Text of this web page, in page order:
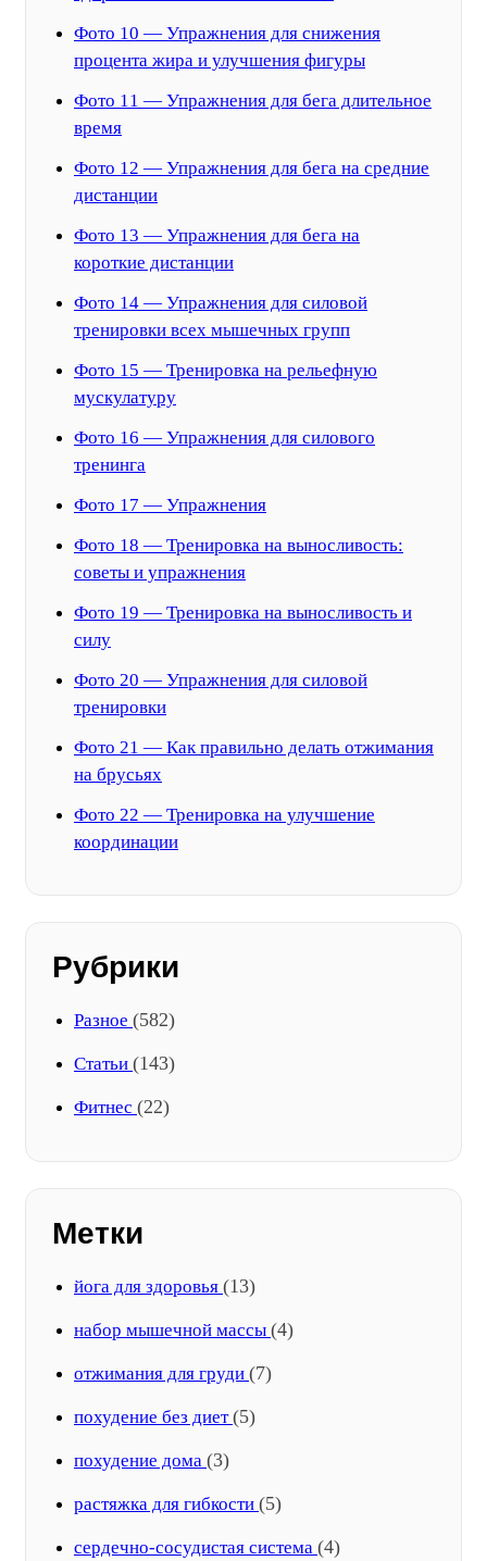
Фото 10 — Упражнения для снижения
процента жира и улучшения фигуры
Фото 11 — Упражнения для бега длительное
время
Фото 12 — Упражнения для бега на средние
дистанции
Фото 13 — Упражнения для бега на
короткие дистанции
Фото 14 — Упражнения для силовой
тренировки всех мышечных групп
Фото 15 — Тренировка на рельефную
мускулатуру
Фото 16 — Упражнения для силового
тренинга
Фото 17 — Упражнения
Фото 18 — Тренировка на выносливость:
советы и упражнения
Фото 19 — Тренировка на выносливость и
силу
Фото 20 — Упражнения для силовой
тренировки
Фото 21 — Как правильно делать отжимания
на брусьях
Фото 22 — Тренировка на улучшение
координации
Рубрики
Разное (582)
Статьи (143)
Фитнес (22)
Метки
йога для здоровья (13)
набор мышечной массы (4)
отжимания для груди (7)
похудение без диет(5)
похудение дома (3)
растяжка для гибкости (5)
сердечно-сосудистая система (4)